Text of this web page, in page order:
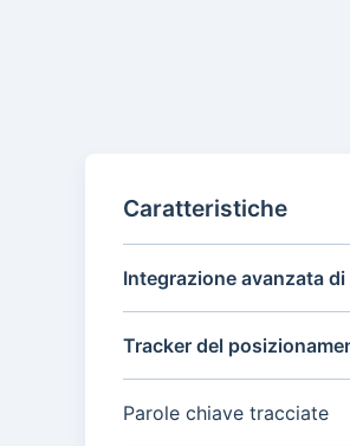
Caratteristiche
Integrazione avanzata
Tracker del
Parole chiave tracciate